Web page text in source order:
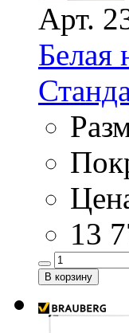
Арт.
Белая
13